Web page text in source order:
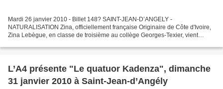
Mardi 26 janvier 2010 - Billet 148? SAINT-JEAN-D’ANGELY -
NATURALISATION Zina, officiellement française Originaire de Côte d'Ivoire,
Zina Lebègue, en classe de troisième au collège Georges-Texier, vient
L’A4 présente "Le quatuor Kadenza", dimanche
31 janvier 2010 à Saint-Jean-d’Angély